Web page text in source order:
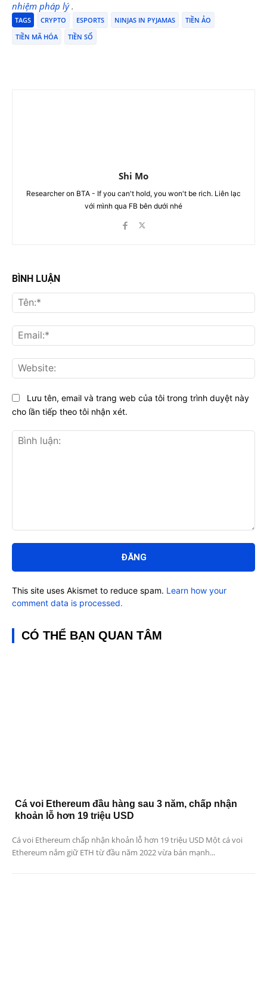
nhiệm pháp lý.
TAGS CRYPTO ESPORTS NINJAS IN PYJAMAS
TIỀN ẢO
TIỀN MÃ HÓA
TIỀN SỐ
Shi Mo
Researcher on BTA - If you can't hold, you won't be rich. Liên lạc
với mình qua FB bên dưới nhé
BÌNH LUẬN
luận:
Lưu tên, email và trang web của tôi trong trình duyệt này
cho lần tiếp theo tôi nhận xét.
This site uses Akismet to reduce spam. Learn how your
comment data is processed.
CÓ THỂ BẠN QUAN TÂM
Cá voi Ethereum đầu hàng sau 3 năm, chấp nhận
khoản lỗ hơn 19 triệu USD
Cá voi Ethereum chấp nhận khoản lỗ hơn 19 triệu USD Một cá voi
Ethereum nắm giữ ETH từ đầu năm 2022 vừa bán mạnh...